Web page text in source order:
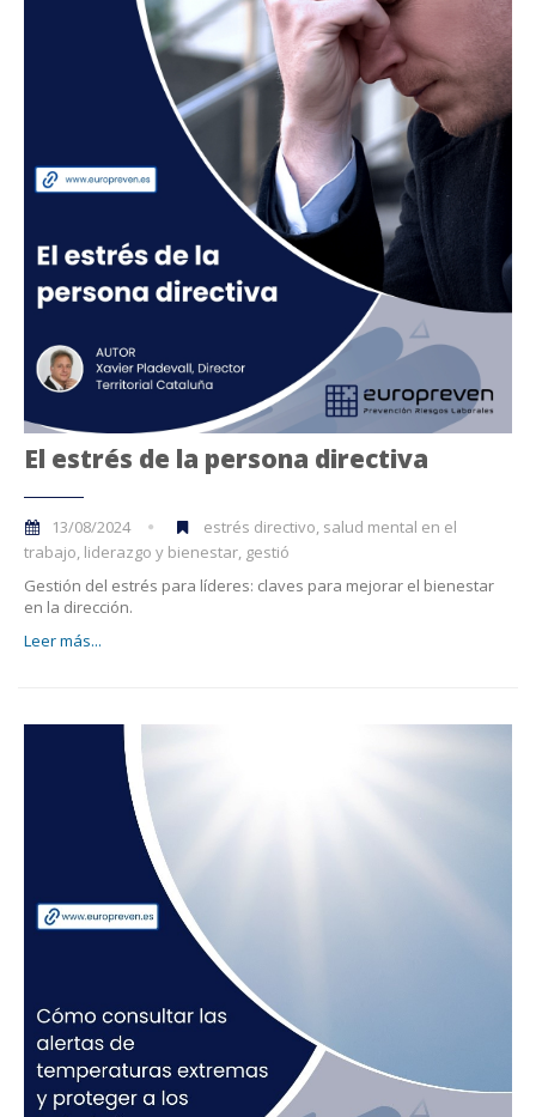
El estrés de la persona directiva
13/08/2024
estrés directivo, salud mental en el
trabajo, liderazgo y bienestar, gestió
Gestión del estrés para líderes: claves para mejorar el bienestar
en la dirección.
Leer más...